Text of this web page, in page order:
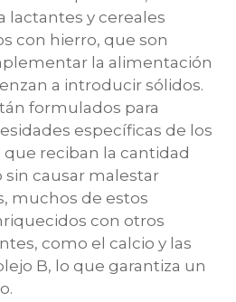
lactantes y cereales
con hierro, que son
la alimentación
a introducir sólidos.
formulados para
específicas de los
reciban la cantidad
causar malestar
muchos de estos
con otros
como el calcio y las
B, lo que garantiza un